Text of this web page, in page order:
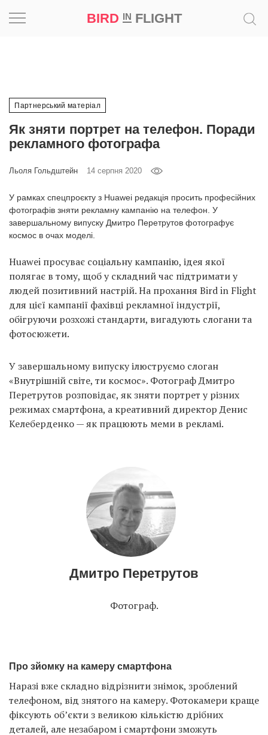
BIRD INFLIGHT
Партнерський матеріал
Як зняти портрет на телефон. Поради
рекламного фотографа
Льоля Гольдштейн 14 серпня 2020
У рамках спецпроєкту з Huawei редакція просить професійних
фотографів зняти рекламну кампанію на телефон. У
завершальному випуску Дмитро Перетрутов фотографує
космос в очах моделі.
Huawei просуває соціальну кампанію, ідея якої
полягає в тому, щоб у складний час підтримати у
людей позитивний настрій. На прохання Bird in Flight
для цієї кампанії фахівці рекламної індустрії,
обігруючи розхожі стандарти, вигадують слогани та
фотосюжети.
У завершальному випуску ілюструємо слоган
«Внутрішній світе, ти космос». Фотограф Дмитро
Перетрутов розповідає, як зняти портрет у різних
режимах смартфона, а креативний директор Денис
Келеберденко — як працюють меми в рекламі.
Дмитро Перетрутов
Фотограф.
Про зйомку на камеру смартфона
Наразі вже складно відрізнити знімок, зроблений
телефоном, від знятого на камеру. Фотокамери краще
фіксують об’єкти з великою кількістю дрібних
деталей, але незабаром і смартфони зможуть